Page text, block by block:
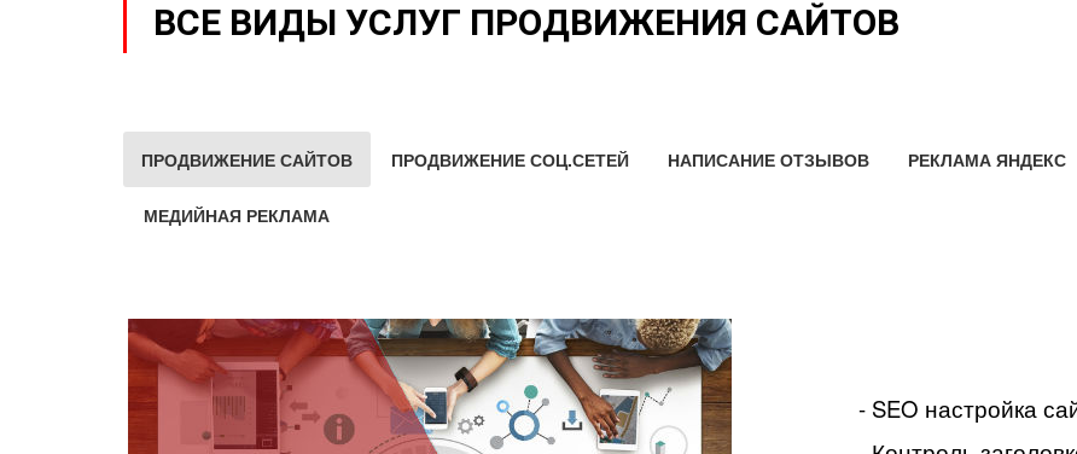
ВСЕ ВИДЫ УСЛУГ ПРОДВИЖЕНИЯ САЙТОВ
ПРОДВИЖЕНИЕ САЙТОВ ПРОДВИЖЕНИЕ СОЦ.СЕТЕЙ НАПИСАНИЕ ОТЗЫВОВ РЕКЛАМА ЯНДЕКС
МЕДИЙНАЯ РЕКЛАМА
- SEO настройка